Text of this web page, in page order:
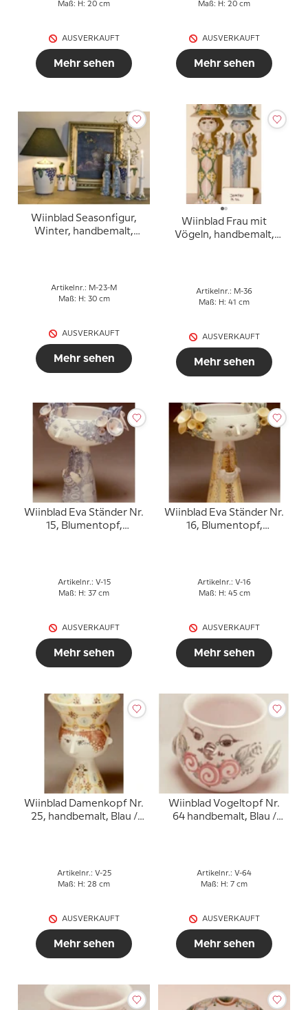
Maß: H: 20 cm
AUSVERKAUFT
Mehr sehen
Maß: H: 20 cm
AUSVERKAUFT
Mehr sehen
Wiinblad Seasonfigur,
Winter, handbemalt,
Artikelnr.: M-23-M
Maß: H: 30 cm
AUSVERKAUFT
Mehr sehen
Wiinblad Frau mit
Vögeln, handbemalt,
Artikelnr.: M-36
Maß: H: 41 cm
AUSVERKAUFT
Mehr sehen
Wiinblad Eva Ständer Nr.
15, Blumentopf,
Artikelnr.: V-15
Maß: H: 37 cm
AUSVERKAUFT
Mehr sehen
Wiinblad Eva Ständer Nr.
16, Blumentopf,
Artikelnr.: V-16
Maß: H: 45 cm
AUSVERKAUFT
Mehr sehen
Wiinblad Damenkopf Nr.
25, handbemalt, Blau /
Artikelnr.: V-25
Maß: H: 28 cm
AUSVERKAUFT
Mehr sehen
Wiinblad Vogeltopf Nr.
64 handbemalt, Blau /
Artikelnr.: V-64
Maß: H: 7 cm
AUSVERKAUFT
Mehr sehen